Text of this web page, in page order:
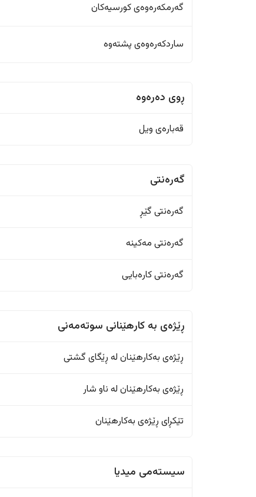
گەرمکەرەوەی کورسیەکان
ساردکەرەوەی پشتەوە
ڕوی دەرەوە
قەبارەی ویل
گەرەنتی
گەرەنتی گێڕ
گەرەنتی مەکینە
گەرەنتی کارەبایی
ڕێژەى به کارهێنانی سوتەمەنی
ڕێژەى بەکارهێنان له ڕێگای گشتی
ڕێژەى بەکارهێنان له ناو شار
تێکڕای ڕێژەى بەکارهێنان
سیستەمی میدیا